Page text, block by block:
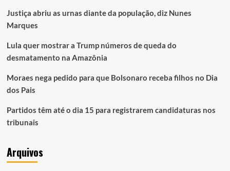
Justiça abriu as urnas diante da população, diz Nunes
Marques
Lula quer mostrar a Trump números de queda do
desmatamento na Amazônia
Moraes nega pedido para que Bolsonaro receba filhos no Dia
dos Pais
Partidos têm até o dia 15 para registrarem candidaturas nos
tribunais
Arquivos